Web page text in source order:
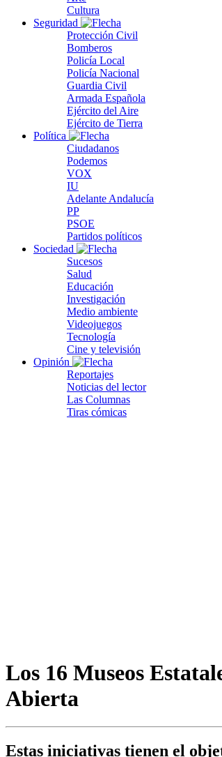
Cultura
Seguridad
Protección Civil
Bomberos
Policía Local
Policía Nacional
Guardia Civil
Armada Española
Ejército del Aire
Ejército de Tierra
Política
Ciudadanos
Podemos
VOX
IU
Adelante Andalucía
PP
PSOE
Partidos políticos
Sociedad
Sucesos
Salud
Educación
Investigación
Medio ambiente
Videojuegos
Tecnología
Cine y televisión
Opinión
Reportajes
Noticias del lector
Las Columnas
Tiras cómicas
Los 16 Museos
Abierta
Estas iniciativas tienen el